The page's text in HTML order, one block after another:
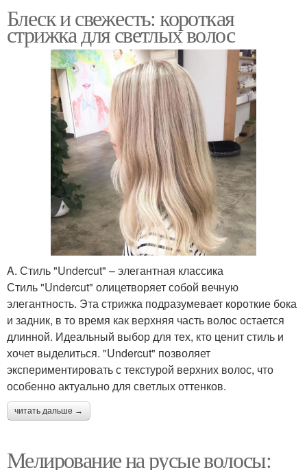
Блеск и свежесть: короткая
стрижка для светлых волос
A. Стиль "Undercut" – элегантная классика
Стиль "Undercut" олицетворяет собой вечную
элегантность. Эта стрижка подразумевает короткие бока
и задник, в то время как верхняя часть волос остается
длинной. Идеальный выбор для тех, кто ценит стиль и
хочет выделиться. "Undercut" позволяет
экспериментировать с текстурой верхних волос, что
особенно актуально для светлых оттенков.
читать дальше →
Мелирование на русые волосы: